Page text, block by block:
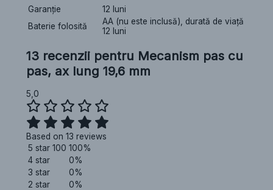
Garanție
12 luni
Baterie folosită
AA (nu este inclusă), durată de viață
12 luni
13 recenzii pentru Mecanism pas cu
pas, ax lung 19,6 mm
5,0
Based on 13 reviews
5 star 100 100%
4 star
0%
3 star
0%
2 star
0%